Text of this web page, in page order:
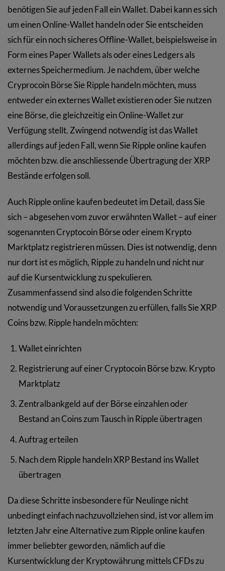
benötigen Sie auf jeden Fall ein Wallet. Dabei kann es sich
um einen Online-Wallet handeln oder Sie entscheiden
sich für ein noch sicheres Offline-Wallet, beispielsweise in
Form eines Paper Wallets als oder eines Ledgers als
externes Speichermedium. Je nachdem, über welche
Cryprocoin Börse Sie Ripple handeln möchten, muss
entweder ein externes Wallet existieren oder Sie nutzen
eine Börse, die gleichzeitig ein Online-Wallet zur
Verfügung stellt. Zwingend notwendig ist das Wallet
allerdings auf jeden Fall, wenn Sie Ripple online kaufen
möchten bzw. die anschliessende Übertragung der XRP
Bestände erfolgen soll.
Auch Ripple online kaufen bedeutet im Detail, dass Sie
sich – abgesehen vom zuvor erwähnten Wallet – auf einer
sogenannten Cryptocoin Börse oder einem Krypto
Marktplatz registrieren müssen. Dies ist notwendig, denn
nur dort ist es möglich, Ripple zu handeln und nicht nur
auf die Kursentwicklung zu spekulieren.
Zusammenfassend sind also die folgenden Schritte
notwendig und Voraussetzungen zu erfüllen, falls Sie XRP
Coins bzw. Ripple handeln möchten:
Wallet einrichten
Registrierung auf einer Cryptocoin Börse bzw. Krypto
Marktplatz
Zentralbankgeld auf der Börse einzahlen oder
Bestand an Coins zum Tausch in Ripple übertragen
Auftrag erteilen
Nach dem Ripple handeln XRP Bestand ins Wallet
übertragen
Da diese Schritte insbesondere für Neulinge nicht
unbedingt einfach nachzuvollziehen sind, ist vor allem im
letzten Jahr eine Alternative zum Ripple online kaufen
immer beliebter geworden, nämlich auf die
Kursentwicklung der Kryptowährung mittels CFDs zu